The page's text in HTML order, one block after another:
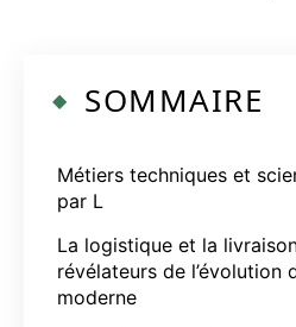
SOMMAIRE
Métiers techniques et
par L
La logistique et la
révélateurs de l’évolution
moderne